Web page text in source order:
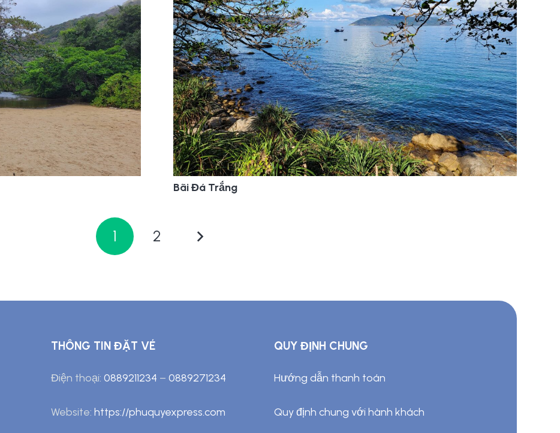
Bãi Đá Trắng
1 2
THÔNG TIN ĐẶT VÉ
Điện thoại: 0889211234 – 0889271234
Website: https://phuquyexpress.com
QUY ĐỊNH CHUNG
Hướng dẫn thanh toán
Quy định chung với hành khách